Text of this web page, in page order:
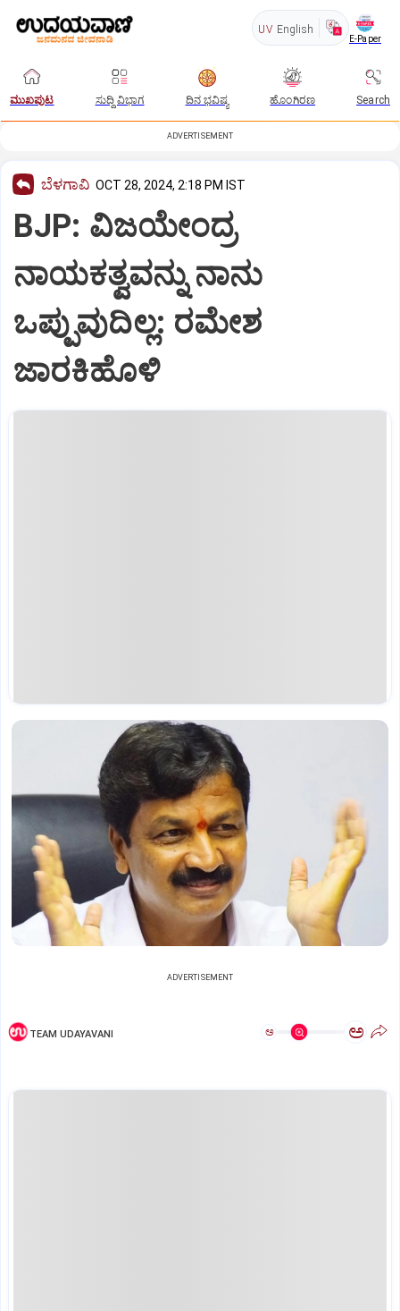
UV English
E-Paper
ಮುಖಪುಟ ಸುದ್ದಿ ವಿಭಾಗ ದಿನ ಭವಿಷ್ಯ ಹೊಂಗಿರಣ Search
ADVERTISEMENT
ಬೆಳಗಾವಿ OCT 28, 2024, 2:18 PM IST
BJP: ವಿಜಯೇಂದ್ರ
ನಾಯಕತ್ವವನ್ನು ನಾನು
ಒಪ್ಪುವುದಿಲ್ಲ: ರಮೇಶ
ಜಾರಕಿಹೊಳಿ
ADVERTISEMENT
TEAM UDAYAVANI ಅ ಅ